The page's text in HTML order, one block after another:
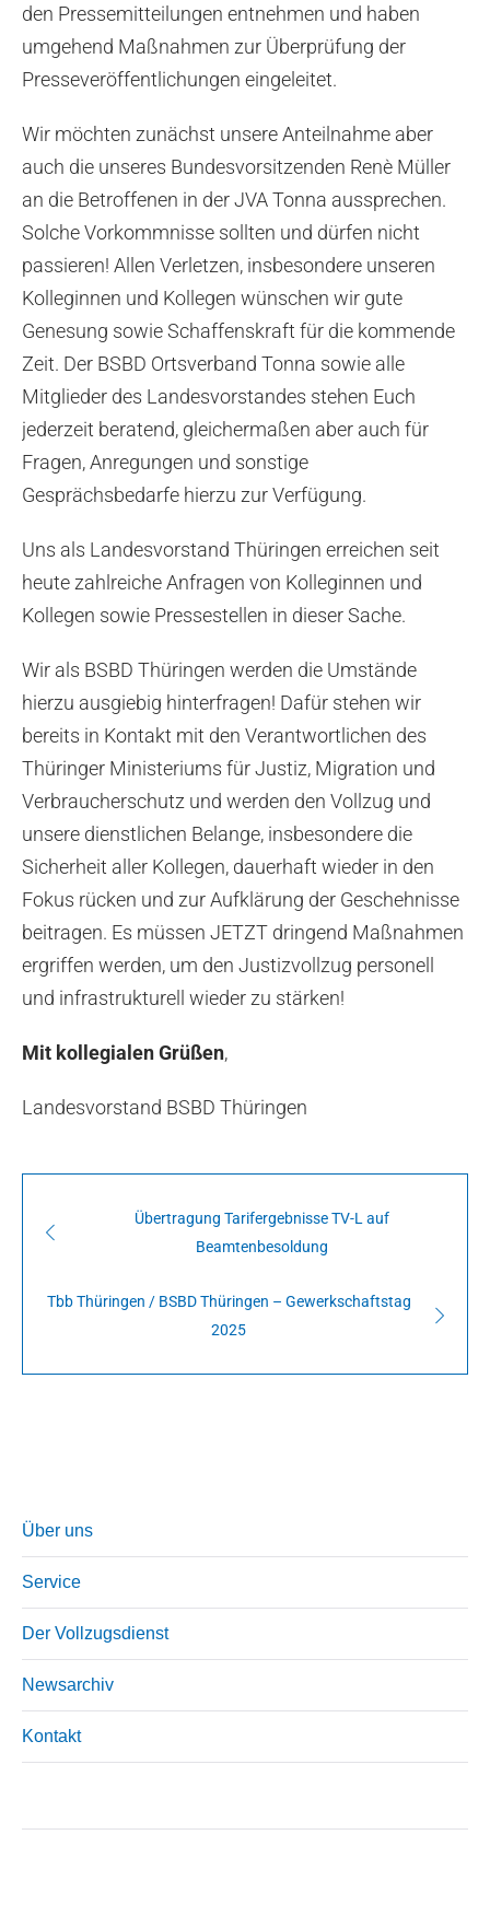
den Pressemitteilungen entnehmen und haben
umgehend Maßnahmen zur Überprüfung der
Presseveröffentlichungen eingeleitet.
Wir möchten zunächst unsere Anteilnahme aber
auch die unseres Bundesvorsitzenden Renè Müller
an die Betroffenen in der JVA Tonna aussprechen.
Solche Vorkommnisse sollten und dürfen nicht
passieren! Allen Verletzen, insbesondere unseren
Kolleginnen und Kollegen wünschen wir gute
Genesung sowie Schaffenskraft für die kommende
Zeit. Der BSBD Ortsverband Tonna sowie alle
Mitglieder des Landesvorstandes stehen Euch
jederzeit beratend, gleichermaßen aber auch für
Fragen, Anregungen und sonstige
Gesprächsbedarfe hierzu zur Verfügung.
Uns als Landesvorstand Thüringen erreichen seit
heute zahlreiche Anfragen von Kolleginnen und
Kollegen sowie Pressestellen in dieser Sache.
Wir als BSBD Thüringen werden die Umstände
hierzu ausgiebig hinterfragen! Dafür stehen wir
bereits in Kontakt mit den Verantwortlichen des
Thüringer Ministeriums für Justiz, Migration und
Verbraucherschutz und werden den Vollzug und
unsere dienstlichen Belange, insbesondere die
Sicherheit aller Kollegen, dauerhaft wieder in den
Fokus rücken und zur Aufklärung der Geschehnisse
beitragen. Es müssen JETZT dringend Maßnahmen
ergriffen werden, um den Justizvollzug personell
und infrastrukturell wieder zu stärken!
Mit kollegialen Grüßen,
Landesvorstand BSBD Thüringen
Übertragung Tarifergebnisse TV-L auf
Beamtenbesoldung
Tbb Thüringen / BSBD Thüringen – Gewerkschaftstag
2025
Über uns
Service
Der Vollzugsdienst
Newsarchiv
Kontakt